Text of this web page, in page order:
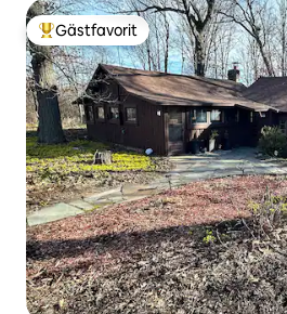
Populär gästfavorit
Gästfavorit